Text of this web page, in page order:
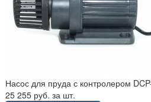
Насос для пруда с контролером
25 255 руб. за шт.